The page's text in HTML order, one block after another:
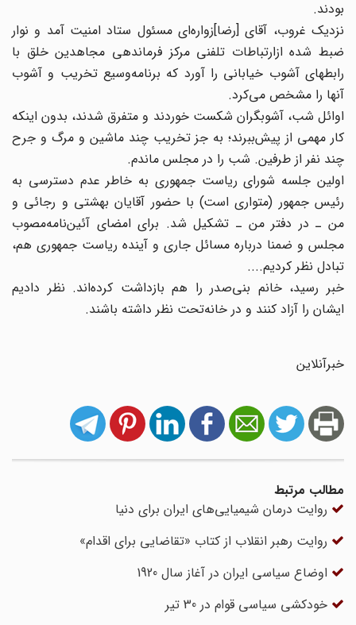
بودند.
نزدیک‌ غروب‌، آقای‌ [رضا]زواره‌ای‌ مسئول‌ ستاد امنیت‌ آمد و نوار
ضبط شده‌ ازارتباطات‌ تلفنی‌ مرکز فرماندهی‌ مجاهدین‌ خلق‌ با
رابطهای‌ آشوب‌ خیابانی‌ را آورد که‌ برنامه‌وسیع‌ تخریب‌ و آشوب‌
آنها را مشخص‌ می‌کرد.
اوائل‌ شب‌، آشوبگران‌ شکست‌ خوردند و متفرق‌ شدند، بدون‌ اینکه‌
کار مهمی‌ از پیش‌ببرند؛ به‌ جز تخریب‌ چند ماشین‌ و مرگ‌ و جرح‌
چند نفر از طرفین‌. شب‌ را در مجلس‌ ماندم‌.
اولین‌ جلسه‌ شورای‌ ریاست‌ جمهوری‌ به‌ خاطر عدم‌ دسترسی‌ به‌
رئیس‌ جمهور (متواری‌ است‌) با حضور آقایان‌ بهشتی‌ و رجائی‌ و
من‌ ـ در دفتر من‌ ـ تشکیل‌ شد. برای‌ امضای‌ آئین‌نامه‌مصوب‌
مجلس‌ و ضمنا درباره‌ مسائل‌ جاری‌ و آینده‌ ریاست‌ جمهوری‌ هم‌،
تبادل‌ نظر کردیم‌....
خبر رسید، خانم‌ بنی‌صدر را هم‌ بازداشت‌ کرده‌اند. نظر دادیم‌
ایشان‌ را آزاد کنند و در خانه‌تحت‌ نظر داشته‌ باشند.
خبرآنلاین
مطالب مرتبط
روایت درمان شیمیایی‌های ایران برای دنیا
روایت رهبر انقلاب از کتاب «تقاضایی برای اقدام»
اوضاع سیاسی ایران در آغاز سال 1920
خودکشی سیاسی قوام در 30 تیر